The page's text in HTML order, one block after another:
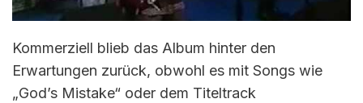
Kommerziell blieb das Album hinter den
Erwartungen zurück, obwohl es mit Songs wie
„God’s Mistake“ oder dem Titeltrack